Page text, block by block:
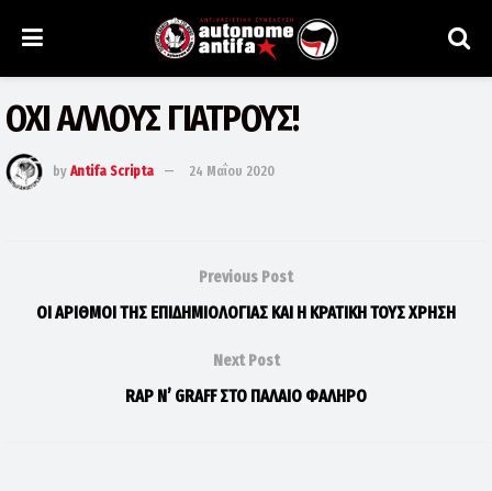
ΟΧΙ ΑΛΛΟΥΣ ΓΙΑΤΡΟΥΣ!
by Antifa Scripta 24 Μαΐου 2020
Previous Post
OΙ ΑΡΙΘΜΟΙ ΤΗΣ ΕΠΙΔΗΜΙΟΛΟΓΙΑΣ ΚΑΙ Η ΚΡΑΤΙΚΗ ΤΟΥΣ ΧΡΗΣΗ
Next Post
RAP N’ GRAFF ΣΤΟ ΠΑΛΑΙΟ ΦΑΛΗΡΟ